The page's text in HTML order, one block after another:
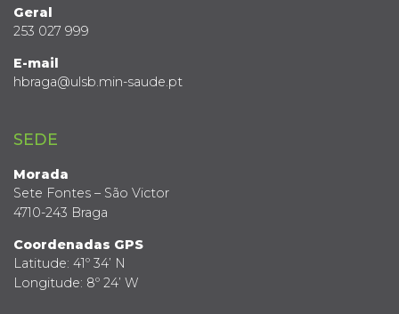
Geral
253 027 999
E-mail
hbraga@ulsb.min-saude.pt
SEDE
Morada
Sete Fontes – São Victor
4710-243 Braga
Coordenadas GPS
Latitude: 41º 34’ N
Longitude: 8º 24’ W